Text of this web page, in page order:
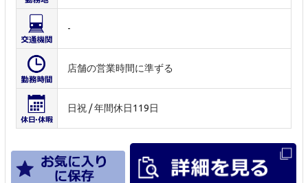
-
店舗の営業時間に準ずる
日祝 / 年間休日119日